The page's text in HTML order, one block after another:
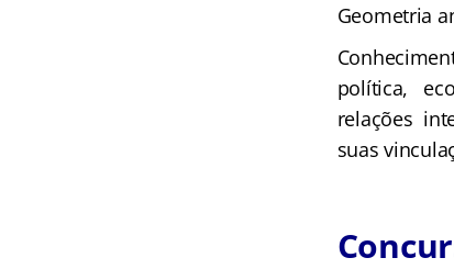
Geometria
política,
relações
suas